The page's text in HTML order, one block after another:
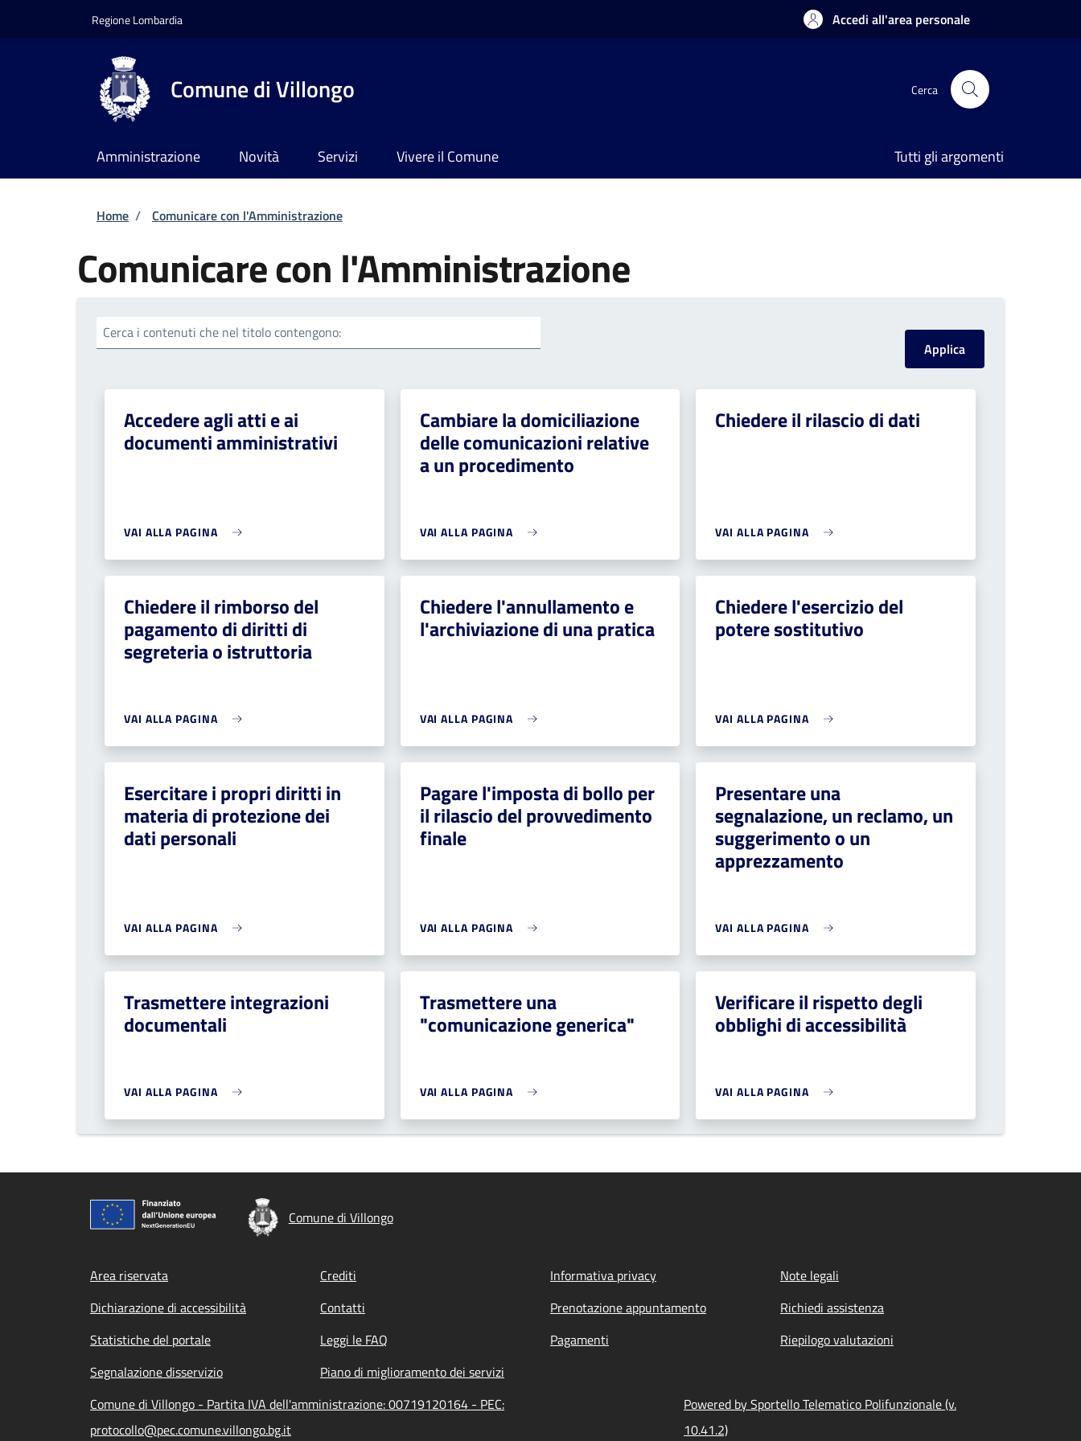
Regione Lombardia Accedi all'area personale
Comune di Villongo Cerca
Amministrazione Novità Servizi Vivere il Comune Tutti gli argomenti
Briciole di pane
Home / Comunicare con l'Amministrazione
Comunicare con l'Amministrazione
Cerca i contenuti che nel titolo contengono:
Accedere agli atti e ai
documenti amministrativi
VAI ALLA PAGINA
Cambiare la domiciliazione
delle comunicazioni relative
a un procedimento
VAI ALLA PAGINA
Chiedere il rilascio di dati
VAI ALLA PAGINA
Chiedere il rimborso del
pagamento di diritti di
segreteria o istruttoria
VAI ALLA PAGINA
Chiedere l'annullamento e
l'archiviazione di una pratica
VAI ALLA PAGINA
Chiedere l'esercizio del
potere sostitutivo
VAI ALLA PAGINA
Esercitare i propri diritti in
materia di protezione dei
dati personali
VAI ALLA PAGINA
Pagare l'imposta di bollo per
il rilascio del provvedimento
finale
VAI ALLA PAGINA
Presentare una
segnalazione, un reclamo, un
suggerimento o un
apprezzamento
VAI ALLA PAGINA
Trasmettere integrazioni
documentali
VAI ALLA PAGINA
Trasmettere una
"comunicazione generica"
VAI ALLA PAGINA
Verificare il rispetto degli
obblighi di accessibilità
VAI ALLA PAGINA
Comune di Villongo
Footer menu
Area riservata Crediti Informativa privacy
Note legali
Dichiarazione di accessibilità
Contatti Prenotazione appuntamento
Richiedi assistenza
Statistiche del portale
Leggi le FAQ Pagamenti
Riepilogo valutazioni
Segnalazione disservizio
Piano di miglioramento dei servizi
Comune di Villongo - Partita IVA dell'amministrazione: 00719120164 - PEC:
protocollo@pec.comune.villongo.bg.it
Powered by Sportello Telematico Polifunzionale (v.
10.41.2)